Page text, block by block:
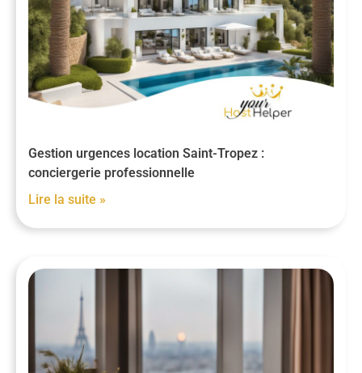
Gestion urgences location Saint-Tropez :
conciergerie professionnelle
Lire la suite »